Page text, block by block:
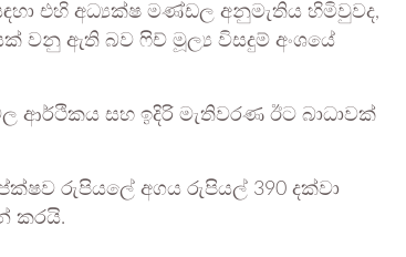
එහි අධ්‍යක්ෂ මණ්ඩල අනුමැතිය හිමිවුවද,
වනු ඇති බව ෆිච් මූල්‍ය විසදුම් අංශයේ
ආර්ථිකය සහ ඉදිරි මැතිවරණ ඊට බාධාවක්
රුපියලේ අගය රුපියල් 390 දක්වා
කරයි.